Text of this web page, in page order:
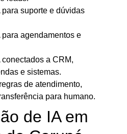
suporte e dúvidas
agendamentos e
a CRM,
e sistemas.
de atendimento,
para humano.
de IA em